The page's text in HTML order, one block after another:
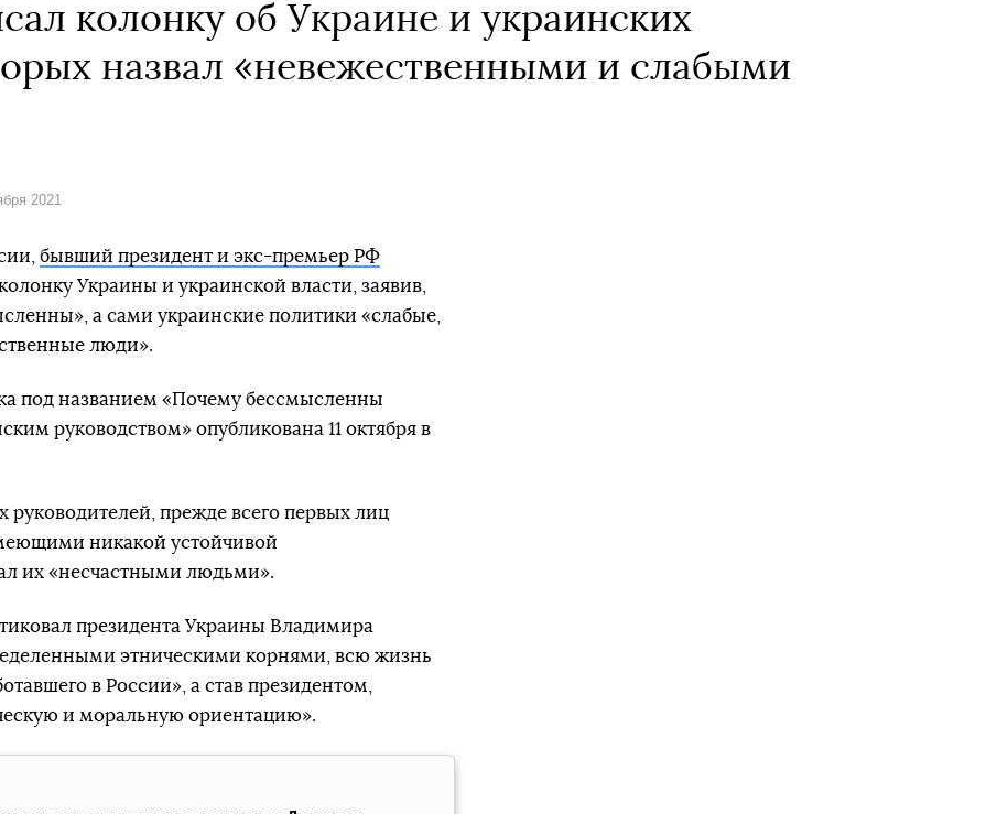
колонку об Украине и украинских
назвал «невежественными и слабыми
2021
бывший президент и экс-премьер РФ
Украины и украинской власти, заявив,
а сами украинские политики «слабые,
люди».
под названием «Почему бессмысленны
руководством» опубликована 11 октября в
руководителей, прежде всего первых лиц
никакой устойчивой
их «несчастными людьми».
президента Украины Владимира
этническими корнями, всю жизнь
в России», а став президентом,
и моральную ориентацию».